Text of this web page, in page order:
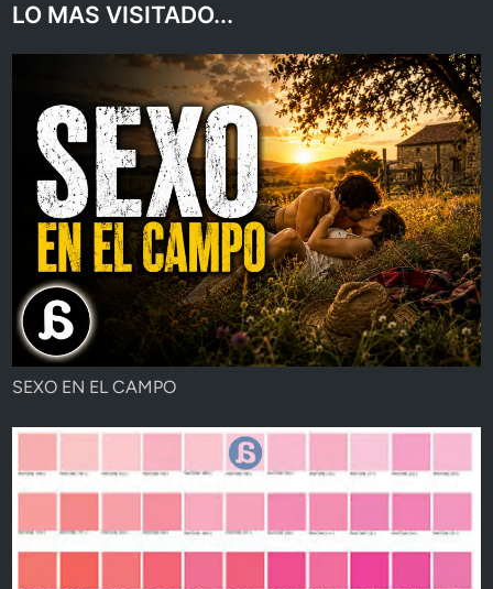
LO MAS VISITADO...
SEXO EN EL CAMPO